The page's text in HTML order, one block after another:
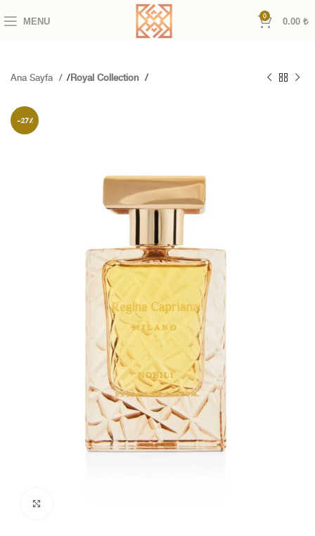
MENU 0 0.00 ₺
Ana Sayfa Royal Collection
-27%